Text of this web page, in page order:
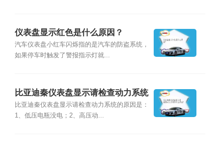
仪表盘显示红色是什么原因？
汽车仪表盘小红车闪烁指的是汽车的防盗系统，
如果停车时触发了警报指示灯就...
比亚迪秦仪表盘显示请检查动力系统
是什么原因？
比亚迪秦仪表盘显示请检查动力系统的原因是：
1、低压电瓶没电；2、高压动...